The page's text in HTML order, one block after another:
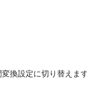
換設定に切り替えます